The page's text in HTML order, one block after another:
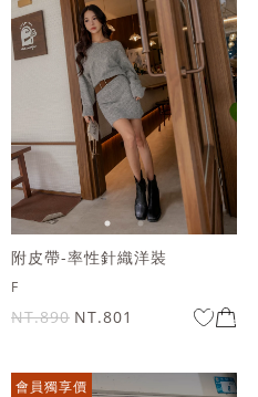
附皮帶-率性針織洋裝
F
NT.890 NT.801
會員獨享價